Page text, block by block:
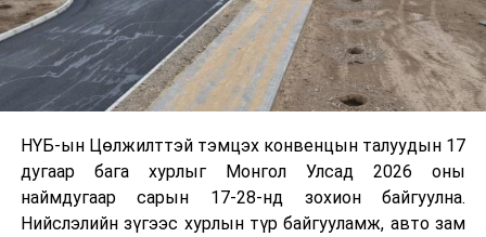
НҮБ-ын Цөлжилттэй тэмцэх конвенцын талуудын 17
дугаар бага хурлыг Монгол Улсад 2026 оны
наймдугаар сарын 17-28-нд зохион байгуулна.
Нийслэлийн зүгээс хурлын түр байгууламж, авто зам